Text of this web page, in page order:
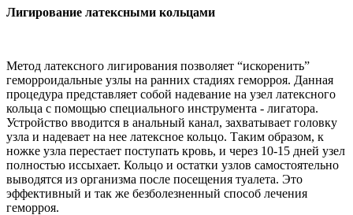
Лигирование латексными кольцами
Метод латексного лигирования позволяет “искоренить”
геморроидальные узлы на ранних стадиях геморроя. Данная
процедура представляет собой надевание на узел латексного
кольца с помощью специального инструмента - лигатора.
Устройство вводится в анальный канал, захватывает головку
узла и надевает на нее латексное кольцо. Таким образом, к
ножке узла перестает поступать кровь, и через 10-15 дней узел
полностью иссыхает. Кольцо и остатки узлов самостоятельно
выводятся из организма после посещения туалета. Это
эффективный и так же безболезненный способ лечения
геморроя.